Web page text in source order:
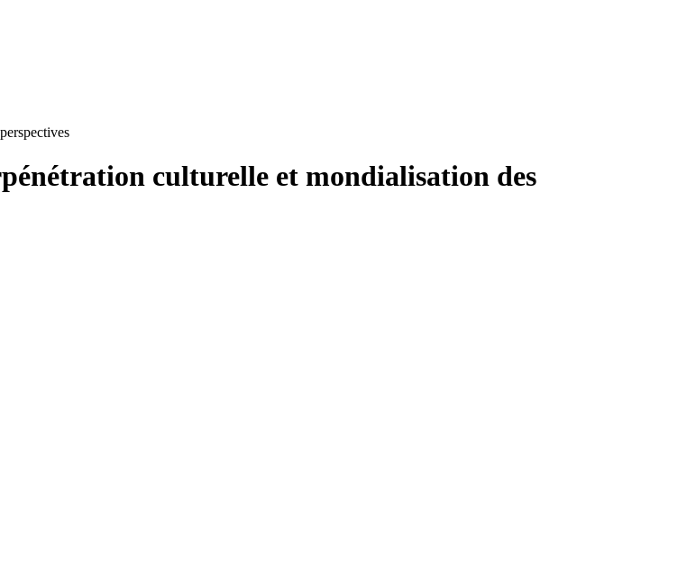
culturelle et mondialisation des